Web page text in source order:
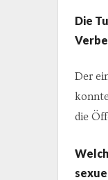
Die
Der
die